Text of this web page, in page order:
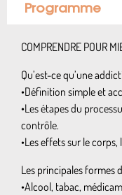
Programme
COMPRENDRE POUR
Qu’est-ce qu’une
•Définition simple et
•Les étapes du
contrôle.
•Les effets sur le
Les principales formes
•Alcool, tabac,